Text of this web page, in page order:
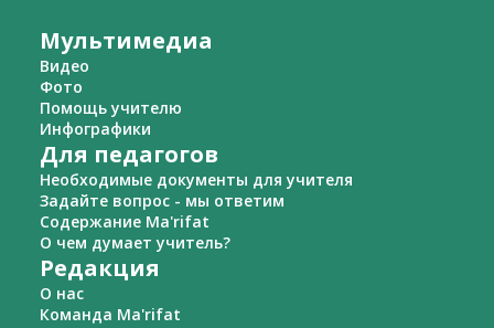
Мультимедиа
Видео
Фото
Помощь учителю
Инфографики
Для педагогов
Необходимые документы для учителя
Задайте вопрос - мы ответим
Содержание Ma'rifat
О чем думает учитель?
Редакция
О нас
Команда Ma'rifat